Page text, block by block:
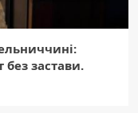
без застави.